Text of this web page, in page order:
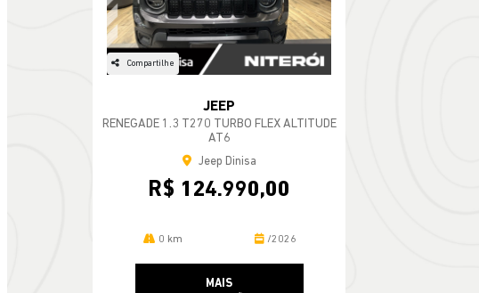
Compartilhe
JEEP
RENEGADE 1.3 T270 TURBO FLEX ALTITUDE
AT6
Jeep Dinisa
R$ 124.990,00
0 km /2026
MAIS